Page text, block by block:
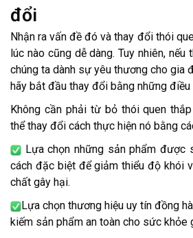
đổi
Nhận ra vấn đề đó và thay đổi thói
lúc nào cũng dễ dàng. Tuy nhiên,
chúng ta dành sự yêu thương cho gia
hãy bắt đầu thay đổi bằng những điều
Không cần phải từ bỏ thói quen
thể thay đổi cách thực hiện nó bằng
Lựa chọn những sản phẩm
cách đặc biệt để giảm thiểu độ khói
chất gây hại.
Lựa chọn thương hiệu uy tín đồng
kiếm sản phẩm an toàn cho sức khỏe